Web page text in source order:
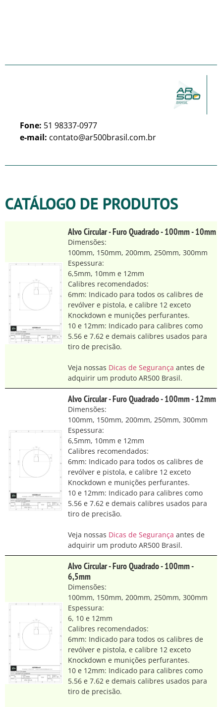
Fone: 51 98337-0977
e-mail: contato@ar500brasil.com.br
CATÁLOGO DE PRODUTOS
Alvo Circular - Furo Quadrado - 100mm - 10mm
Dimensões:
100mm, 150mm, 200mm, 250mm, 300mm
Espessura:
6,5mm, 10mm e 12mm
Calibres recomendados:
6mm: Indicado para todos os calibres de
revólver e pistola, e calibre 12 exceto
Knockdown e munições perfurantes.
10 e 12mm: Indicado para calibres como
5.56 e 7.62 e demais calibres usados para
tiro de precisão.
Veja nossas Dicas de Segurança antes de
adquirir um produto AR500 Brasil.
Alvo Circular - Furo Quadrado - 100mm - 12mm
Dimensões:
100mm, 150mm, 200mm, 250mm, 300mm
Espessura:
6,5mm, 10mm e 12mm
Calibres recomendados:
6mm: Indicado para todos os calibres de
revólver e pistola, e calibre 12 exceto
Knockdown e munições perfurantes.
10 e 12mm: Indicado para calibres como
5.56 e 7.62 e demais calibres usados para
tiro de precisão.
Veja nossas Dicas de Segurança antes de
adquirir um produto AR500 Brasil.
Alvo Circular - Furo Quadrado - 100mm -
6,5mm
Dimensões:
100mm, 150mm, 200mm, 250mm, 300mm
Espessura:
6, 10 e 12mm
Calibres recomendados:
6mm: Indicado para todos os calibres de
revólver e pistola, e calibre 12 exceto
Knockdown e munições perfurantes.
10 e 12mm: Indicado para calibres como
5.56 e 7.62 e demais calibres usados para
tiro de precisão.